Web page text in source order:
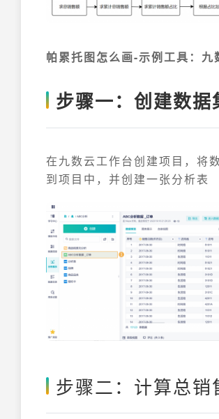
帕累托图怎么画-示例工具：九
步骤一：创建数据
在九数云工作台创建项目，将
到项目中，并创建一张分析表
步骤二：计算总销